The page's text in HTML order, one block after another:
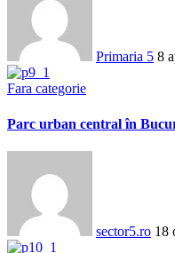
Primaria 5 8
Fara categorie
Parc urban central în
sector5.ro 18